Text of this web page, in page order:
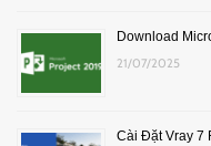
Download
21/07/2025
Cài Đặt Vray 7